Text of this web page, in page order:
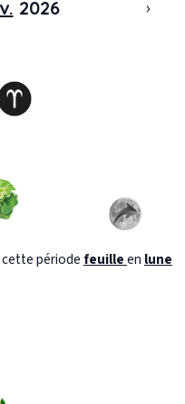
2026 ›
période feuilleen lune